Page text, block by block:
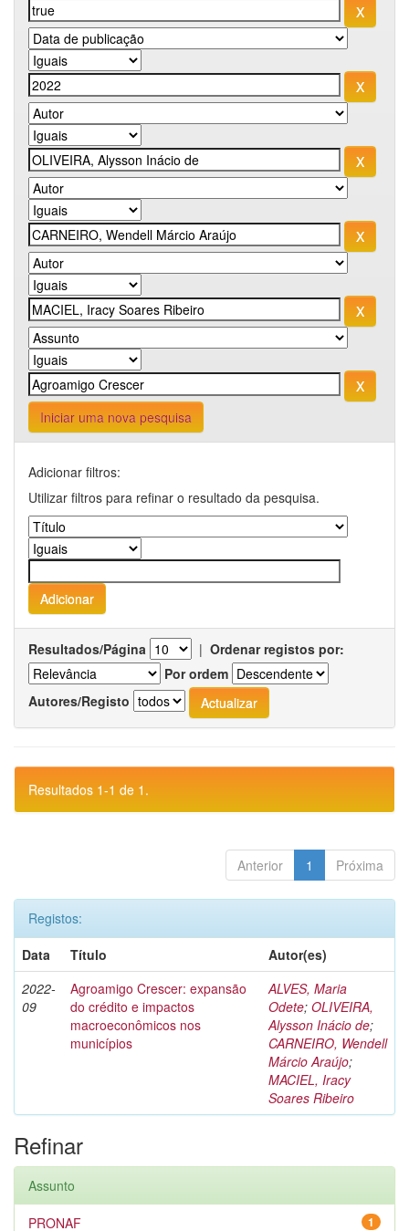
Iniciar uma nova pesquisa
Adicionar filtros:
Utilizar filtros para refinar o resultado da pesquisa.
Resultados/Página | Ordenar registos por:
Por ordem
Autores/Registo
Resultados 1-1 de 1.
Anterior 1 Próxima
Registos:
Data
Título
Autor(es)
2022-
09
Agroamigo Crescer: expansão
do crédito e impactos
macroeconômicos nos
municípios
ALVES, Maria
Odete; OLIVEIRA,
Alysson Inácio de;
CARNEIRO, Wendell
Márcio Araújo;
MACIEL, Iracy
Soares Ribeiro
Refinar
Assunto
1
PRONAF